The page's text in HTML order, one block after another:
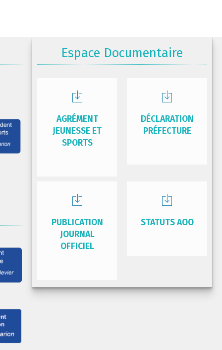
Espace Documentaire
AGRÉMENT
JEUNESSE ET
SPORTS
DÉCLARATION
PRÉFECTURE
PUBLICATION
JOURNAL
OFFICIEL
STATUTS AOO